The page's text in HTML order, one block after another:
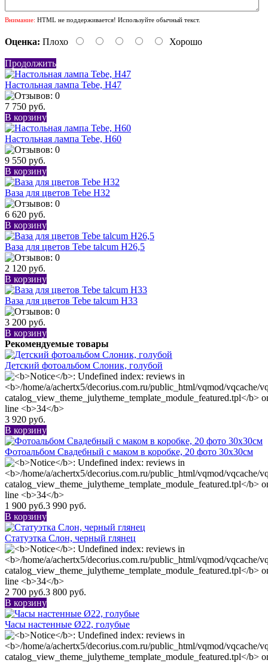
Внимание: HTML не поддерживается! Используйте обычный текст.
Оценка: Плохо Хорошо
Продолжить
Настольная лампа Tebe, H47
7 750 руб.
В корзину
Настольная лампа Tebe, H60
9 550 руб.
В корзину
Ваза для цветов Tebe H32
6 620 руб.
В корзину
Ваза для цветов Tebe talcum H26,5
2 120 руб.
В корзину
Ваза для цветов Tebe talcum H33
3 200 руб.
В корзину
Рекомендуемые товары
Детский фотоальбом Слоник, голубой
3 920 руб.
В корзину
Фотоальбом Свадебный с маком в коробке, 20 фото 30х30см
1 900 руб.3 990 руб.
В корзину
Статуэтка Слон, черный глянец
2 700 руб.3 800 руб.
В корзину
Часы настенные Ø22, голубые